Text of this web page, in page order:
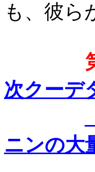
も、彼ら
次クーデ
ニンの大